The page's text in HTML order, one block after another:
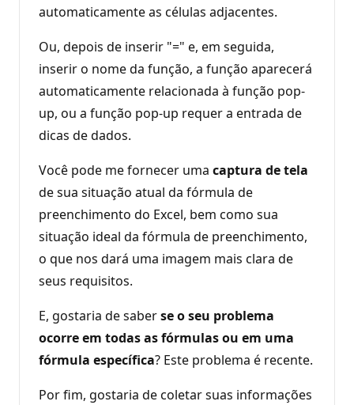
automaticamente as células adjacentes.
Ou, depois de inserir "=" e, em seguida,
inserir o nome da função, a função aparecerá
automaticamente relacionada à função pop-
up, ou a função pop-up requer a entrada de
dicas de dados.
Você pode me fornecer uma captura de tela
de sua situação atual da fórmula de
preenchimento do Excel, bem como sua
situação ideal da fórmula de preenchimento,
o que nos dará uma imagem mais clara de
seus requisitos.
E, gostaria de saberse o seu problema
ocorre em todas as fórmulas ou em uma
fórmula específica? Este problema é recente.
Por fim, gostaria de coletar suas informações